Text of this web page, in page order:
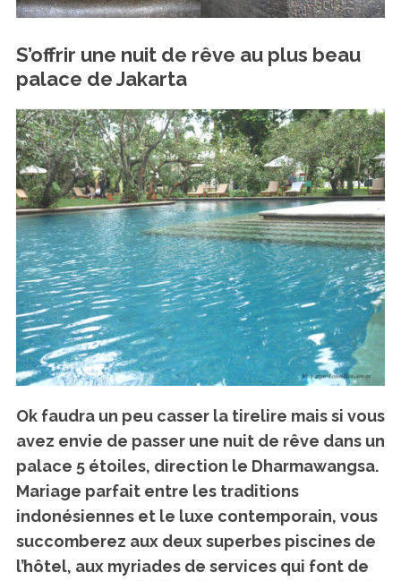
S’offrir une nuit de rêve au plus beau
palace de Jakarta
Ok faudra un peu casser la tirelire mais si vous
avez envie de passer une nuit de rêve dans un
palace 5 étoiles, direction le Dharmawangsa.
Mariage parfait entre les traditions
indonésiennes et le luxe contemporain, vous
succomberez aux deux superbes piscines de
l’hôtel, aux myriades de services qui font de